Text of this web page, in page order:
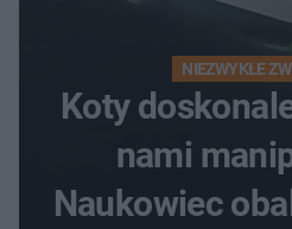
NIEZWYKŁE
Koty
nami
Naukowiec